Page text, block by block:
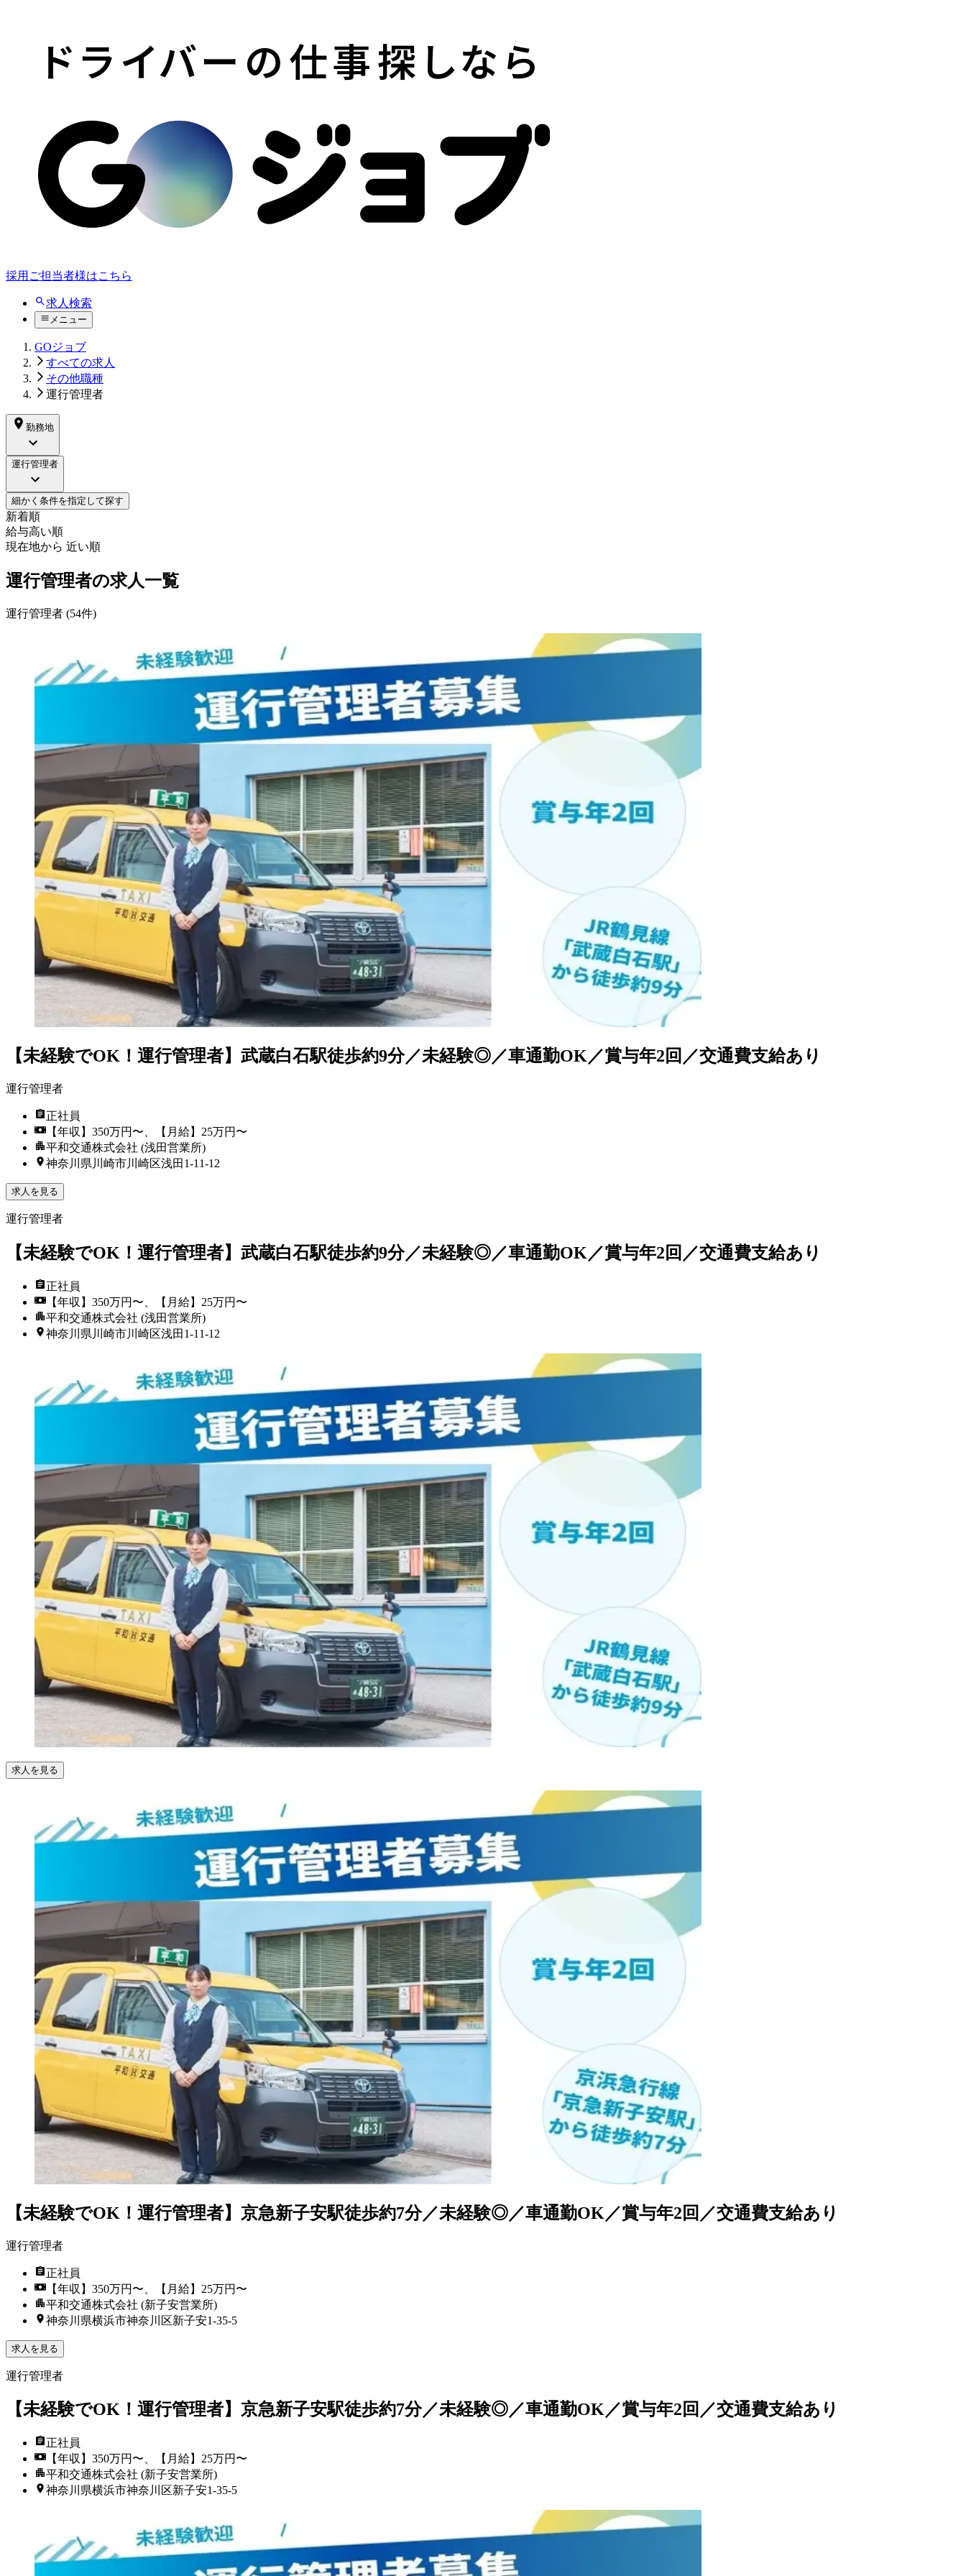
採用ご担当者様はこちら
求人検索
メニュー
GOジョブ
すべての求人
その他職種
運行管理者
勤務地
運行管理者
細かく条件を指定して探す
新着順
給与高い順
現在地から 近い順
運行管理者の求人一覧
運行管理者 (54件)
【未経験でOK！運行管理者】武蔵白石駅徒歩約9分／未経験◎／車通勤OK／賞与年2回／交通費支給あり
運行管理者
正社員
【年収】350万円〜、【月給】25万円〜
平和交通株式会社 (浅田営業所)
神奈川県川崎市川崎区浅田1-11-12
求人を見る
運行管理者
【未経験でOK！運行管理者】武蔵白石駅徒歩約9分／未経験◎／車通勤OK／賞与年2回／交通費支給あり
正社員
【年収】350万円〜、【月給】25万円〜
平和交通株式会社 (浅田営業所)
神奈川県川崎市川崎区浅田1-11-12
求人を見る
【未経験でOK！運行管理者】京急新子安駅徒歩約7分／未経験◎／車通勤OK／賞与年2回／交通費支給あり
運行管理者
正社員
【年収】350万円〜、【月給】25万円〜
平和交通株式会社 (新子安営業所)
神奈川県横浜市神奈川区新子安1-35-5
求人を見る
運行管理者
【未経験でOK！運行管理者】京急新子安駅徒歩約7分／未経験◎／車通勤OK／賞与年2回／交通費支給あり
正社員
【年収】350万円〜、【月給】25万円〜
平和交通株式会社 (新子安営業所)
神奈川県横浜市神奈川区新子安1-35-5